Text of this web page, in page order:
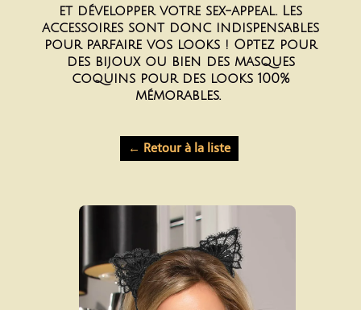
et développer votre sex-appeal. Les
accessoires sont donc indispensables
pour parfaire vos looks ! Optez pour
des bijoux ou bien des masques
coquins pour des looks 100%
mémorables.
← Retour à la liste